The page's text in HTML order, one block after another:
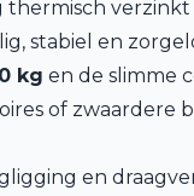
thermisch
stabiel en
kg en de slimme
of zwaardere
en